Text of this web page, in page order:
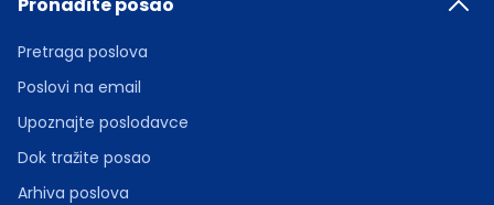
Pretraga poslova
Poslovi na email
Upoznajte poslodavce
Dok tražite posao
Arhiva poslova